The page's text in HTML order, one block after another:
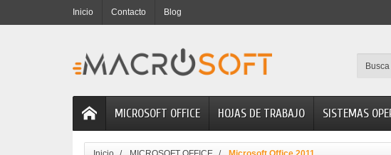
Inicio Contacto Blog
MICROSOFT OFFICE HOJAS DE TRABAJO SISTEMAS